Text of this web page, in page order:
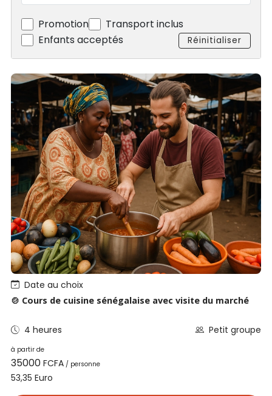
Promotion
Transport inclus
Enfants acceptés
Réinitialiser
Date au choix
🍲 Cours de cuisine sénégalaise avec visite du marché
4 heures Petit groupe
à partir de
35000FCFA / personne
53,35Euro